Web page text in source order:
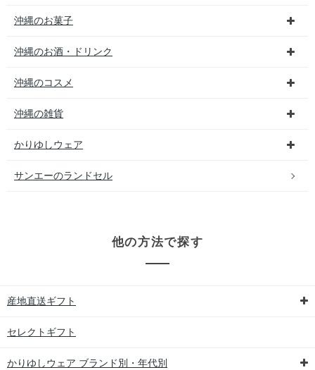
沖縄のお菓子
沖縄のお酒・ドリンク
沖縄のコスメ
沖縄の雑貨
かりゆしウェア
サンエーのランドセル
他の方法で探す
産地直送ギフト
セレクトギフト
かりゆしウェア ブランド別・年代別